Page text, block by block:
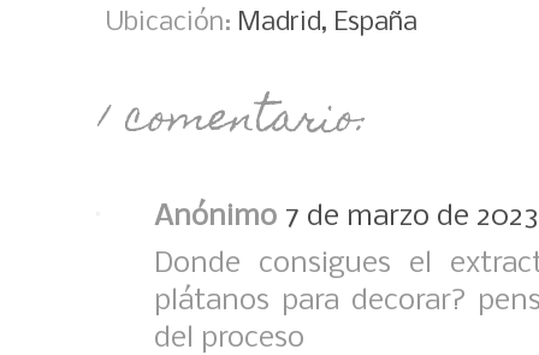
Ubicación: Madrid, España
1 comentario:
Anónimo 7 de marzo de
Donde consigues el
plátanos para decorar?
del proceso